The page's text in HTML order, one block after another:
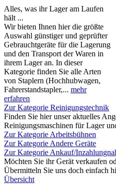
Alles, was ihr Lager am Laufen
hält ...
Wir bieten Ihnen hier die größte
Auswahl günstiger und geprüfter
Gebrauchtgeräte für die Lagerung
und den Transport der Waren in
ihrem Lager an. In dieser
Kategorie finden Sie alle Arten
von Staplern (Hochhubwagen,
Fahrerstandstapler,... mehr
erfahren
Zur Kategorie Reinigungstechnik
Finden Sie hier unser aktuelles
Reinigungsmaschinen für Lager
Zur Kategorie Arbeitsbühnen
Zur Kategorie Andere Geräte
Zur Kategorie Ankauf/
Möchten Sie ihr Gerät verkaufen
Übermitteln Sie uns doch einfach
Übersicht